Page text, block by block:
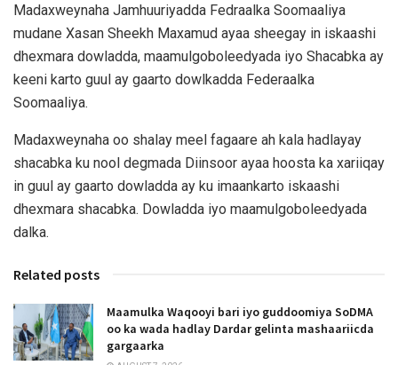
Madaxweynaha Jamhuuriyadda Fedraalka Soomaaliya
mudane Xasan Sheekh Maxamud ayaa sheegay in iskaashi
dhexmara dowladda, maamulgoboleedyada iyo Shacabka ay
keeni karto guul ay gaarto dowlkadda Federaalka
Soomaaliya.
Madaxweynaha oo shalay meel fagaare ah kala hadlayay
shacabka ku nool degmada Diinsoor ayaa hoosta ka xariiqay
in guul ay gaarto dowladda ay ku imaankarto iskaashi
dhexmara shacabka. Dowladda iyo maamulgoboleedyada
dalka.
Related posts
Maamulka Waqooyi bari iyo guddoomiya SoDMA
oo ka wada hadlay Dardar gelinta mashaariicda
gargaarka